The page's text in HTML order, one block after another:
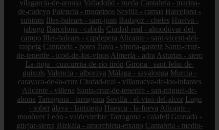
vilagarcía-de-arousa Valladolid - rueda Cantabria - marina-
de-cudeyo Palencia - moratinos Sevilla - camas Barcelona -
subirats Illes-balears - sant-joan Badajoz - cheles Huelva -
jabugo Barcelona - cabrils Ciudad-real - almodóvar-del-
campo Illes-balears - capdepera Alicante - sant-vicent-del-
raspeig Cantabria - potes álava - vitoria-gasteiz Santa-cruz-
de-tenerife - icod-de-los-vinos Almería - adra Asturias - siero
La-rioja - cuzcurrita-de-río-tirón Girona - sant-feliu-de-
guíxols Valencia - alboraya Málaga - sayalonga Murcia -
caravaca-de-la-cruz Ciudad-real - villanueva-de-los-infantes
Alicante - villena Santa-cruz-de-tenerife - san-miguel-de-
abona Tarragona - tarragona Sevilla - el-viso-del-alcor Lugo
- sober álava - lantziego Huesca - la-fueva Alicante -
monòver León - valdevimbre Tarragona - calafell Granada -
güejar-sierra Bizkaia - amorebieta-etxano Cantabria - medio-